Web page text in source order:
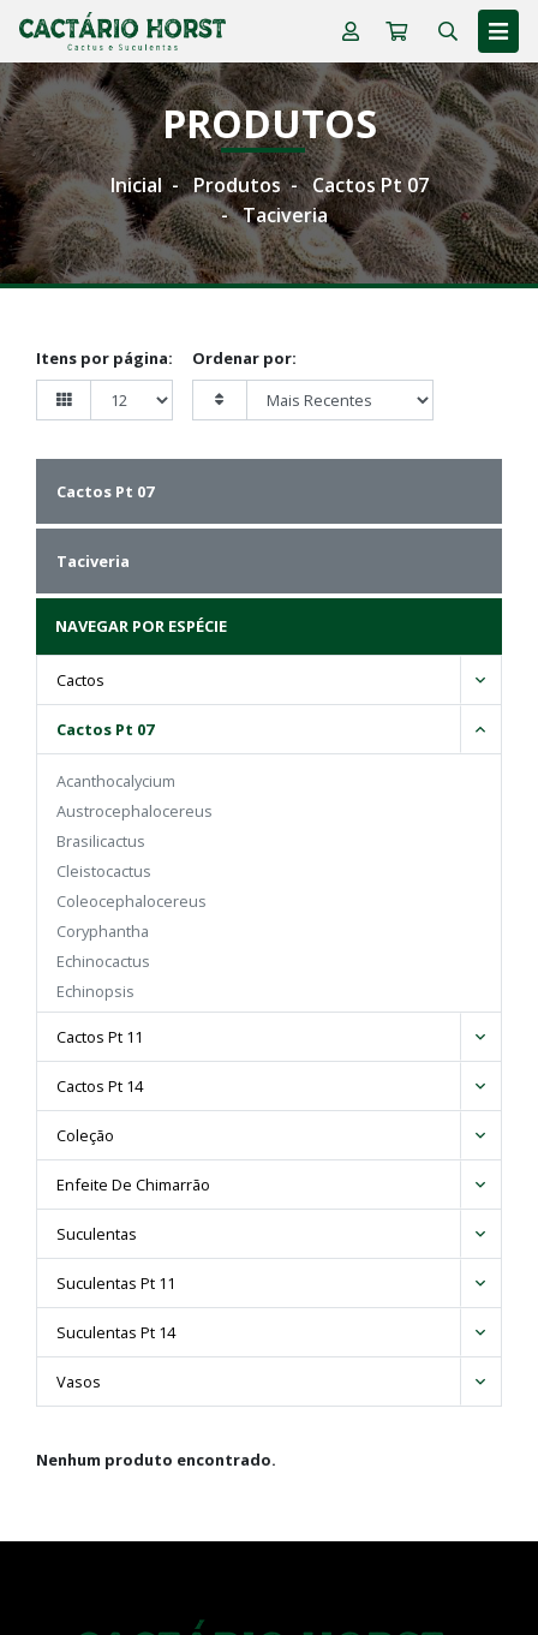
PRODUTOS
Inicial Produtos
Cactos Pt 07
Taciveria
Itens por página: Ordenar por:
Cactos Pt 07
Taciveria
NAVEGAR POR ESPÉCIE
Cactos
Cactos Pt 07
Acanthocalycium
Austrocephalocereus
Brasilicactus
Cleistocactus
Coleocephalocereus
Coryphantha
Echinocactus
Echinopsis
Facheiroa
Ferocactus
Frailea
Lemaireocereus
Lobivia
Mammillaria
Melocactus
Neocardenasia
Notocactus
Parodia
Polaskia
Cactos Pt 11
Cactos Pt 14
Coleção
Enfeite De Chimarrão
Suculentas
Suculentas Pt 11
Suculentas Pt 14
Vasos
Nenhum produto encontrado.